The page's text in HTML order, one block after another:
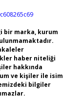
bir marka, kurum
haber niteliği
hakkında
ve kişiler ile isim
bilgiler